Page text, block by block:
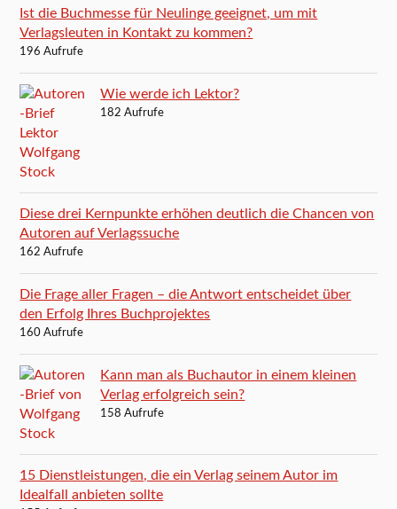
Ist die Buchmesse für Neulinge geeignet, um mit
Verlagsleuten in Kontakt zu kommen?
196 Aufrufe
Wie werde ich Lektor?
182 Aufrufe
Diese drei Kernpunkte erhöhen deutlich die Chancen von
Autoren auf Verlagssuche
162 Aufrufe
Die Frage aller Fragen – die Antwort entscheidet über
den Erfolg Ihres Buchprojektes
160 Aufrufe
Kann man als Buchautor in einem kleinen
Verlag erfolgreich sein?
158 Aufrufe
15 Dienstleistungen, die ein Verlag seinem Autor im
Idealfall anbieten sollte